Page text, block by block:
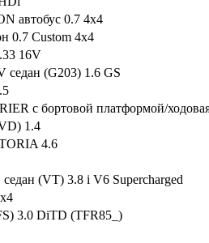
автобус 0.7 4x4
0.7 Custom 4x4
16V
(G203) 1.6 GS
c бортовой платформой/
1.4
4.6
(VT) 3.8 i V6 Supercharged
3.0 DiTD (TFR85_)